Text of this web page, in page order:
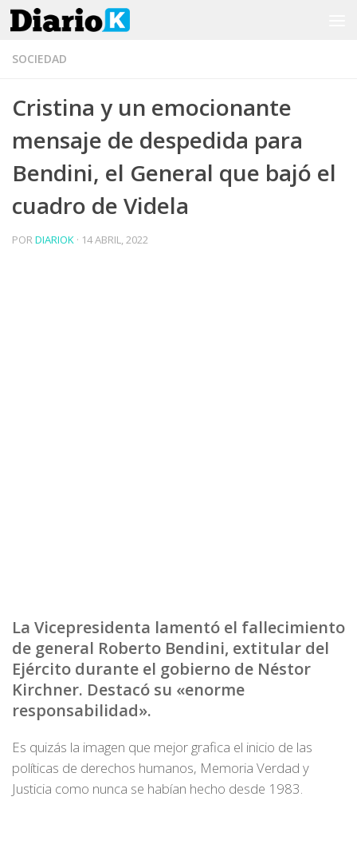
Saltar al contenido
SOCIEDAD
Cristina y un emocionante
mensaje de despedida para
Bendini, el General que bajó el
cuadro de Videla
PORDIARIOK · 14 ABRIL, 2022
La Vicepresidenta lamentó el fallecimiento
de general Roberto Bendini, extitular del
Ejército durante el gobierno de Néstor
Kirchner. Destacó su «enorme
responsabilidad».
Es quizás la imagen que mejor grafica el inicio de las
políticas de derechos humanos, Memoria Verdad y
Justicia como nunca se habían hecho desde 1983.